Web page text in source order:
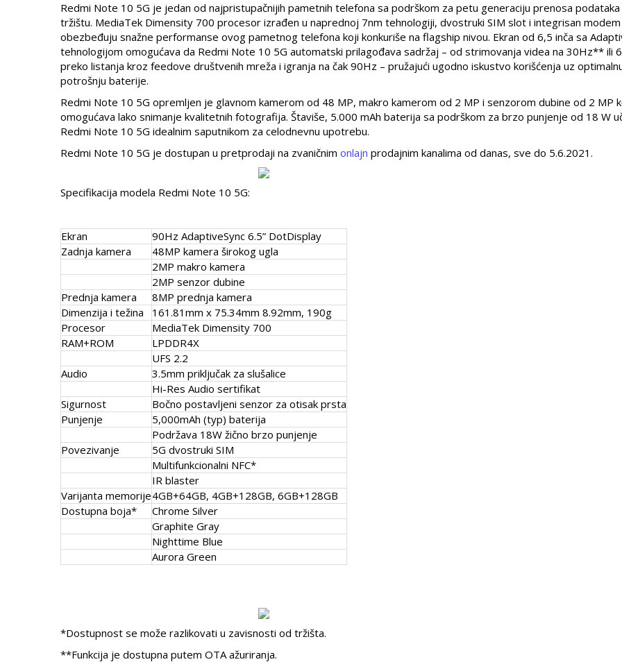
Redmi Note 10 5G je jedan od najpristupačnijih pametnih telefona sa podrškom za petu generaciju prenosa podataka
tržištu. MediaTek Dimensity 700 procesor izrađen u naprednoj 7nm tehnologiji, dvostruki SIM slot i integrisan modem
obezbeđuju snažne performanse ovog pametnog telefona koji konkuriše na flagship nivou. Ekran od 6,5 inča sa
tehnologijom omogućava da Redmi Note 10 5G automatski prilagođava sadržaj – od strimovanja videa na 30Hz** ili
preko listanja kroz feedove društvenih mreža i igranja na čak 90Hz – pružajući ugodno iskustvo korišćenja uz
potrošnju baterije.
Redmi Note 10 5G opremljen je glavnom kamerom od 48 MP, makro kamerom od 2 MP i senzorom dubine od 2 MP
omogućava lako snimanje kvalitetnih fotografija. Štaviše, 5.000 mAh baterija sa podrškom za brzo punjenje od 18 W
Redmi Note 10 5G idealnim saputnikom za celodnevnu upotrebu.
Redmi Note 10 5G je dostupan u pretprodaji na zvaničnim onlajn prodajnim kanalima od danas, sve do 5.6.2021.
Specifikacija modela Redmi Note 10 5G:
Ekran
90Hz AdaptiveSync 6.5” DotDisplay
Zadnja kamera
48MP kamera širokog ugla
2MP makro kamera
2MP senzor dubine
Prednja kamera
8MP prednja kamera
Dimenzija i težina
161.81mm x 75.34mm 8.92mm, 190g
Procesor
MediaTek Dimensity 700
RAM+ROM
LPDDR4X
UFS 2.2
Audio
3.5mm priključak za slušalice
Hi-Res Audio sertifikat
Sigurnost
Bočno postavljeni senzor za otisak prsta
Punjenje
5,000mAh (typ) baterija
Podržava 18W žično brzo punjenje
Povezivanje
5G dvostruki SIM
Multifunkcionalni NFC*
IR blaster
Varijanta memorije4GB+64GB, 4GB+128GB, 6GB+128GB
Dostupna boja*
Chrome Silver
Graphite Gray
Nighttime Blue
Aurora Green
*Dostupnost se može razlikovati u zavisnosti od tržišta.
**Funkcija je dostupna putem OTA ažuriranja.